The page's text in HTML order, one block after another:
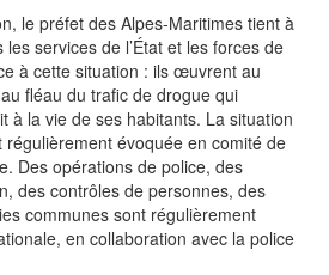
le préfet des Alpes-Maritimes tient à
les services de l’État et les forces de
à cette situation : ils œuvrent au
fléau du trafic de drogue qui
à la vie de ses habitants. La situation
évoquée en comité de
Des opérations de police, des
des contrôles de personnes, des
communes sont régulièrement
en collaboration avec la police